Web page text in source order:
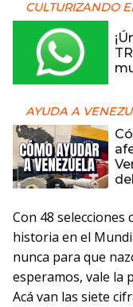
CULTURIZANDO
AYUDA A
Con 48
historia en el
nunca para que
esperamos, vale la
Acá van las siete